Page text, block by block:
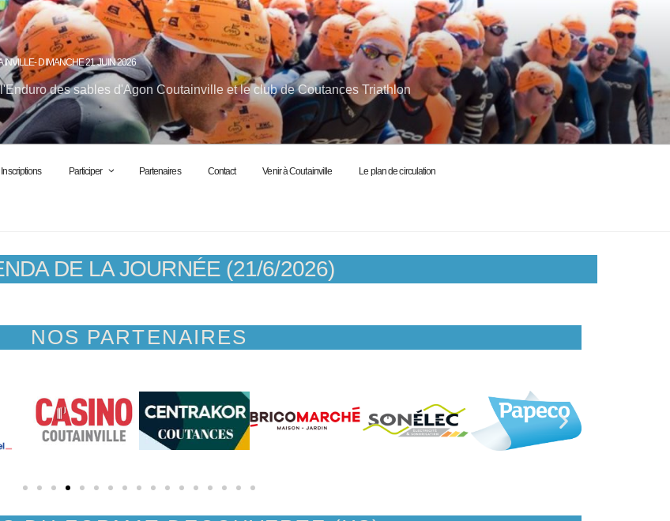
DIMANCHE 21 JUIN 2026
des sables d'Agon Coutainville et le club de Coutances Triathlon
Inscriptions Participer Partenaires Contact Venir à Coutainville Le plan de circulation
DE LA JOURNÉE (21/6/2026)
NOS PARTENAIRES